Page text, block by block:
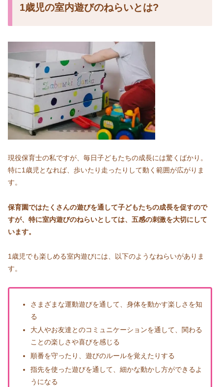
1歳児の室内遊びのねらいとは?
現役保育士の私ですが、毎日子どもたちの成長には驚くばかり。
特に1歳児となれば、歩いたり走ったりして動く範囲が広がりま
す。
保育園ではたくさんの遊びを通して子どもたちの成長を促すので
すが、特に室内遊びのねらいとしては、五感の刺激を大切にして
います。
1歳児でも楽しめる室内遊びには、以下のようなねらいがありま
す。
さまざまな運動遊びを通して、身体を動かす楽しさを知
る
大人やお友達とのコミュニケーションを通して、関わる
ことの楽しさや喜びを感じる
順番を守ったり、遊びのルールを覚えたりする
指先を使った遊びを通して、細かな動かし方ができるよ
うになる